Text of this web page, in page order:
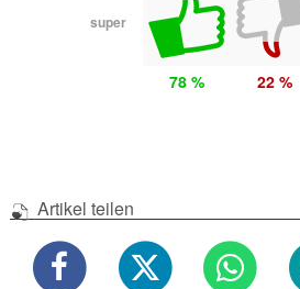
super
78 % 22 %
Artikel teilen